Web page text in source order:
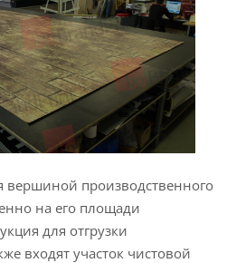
вершиной производственного
на его площади
для отгрузки
входят участок чистовой